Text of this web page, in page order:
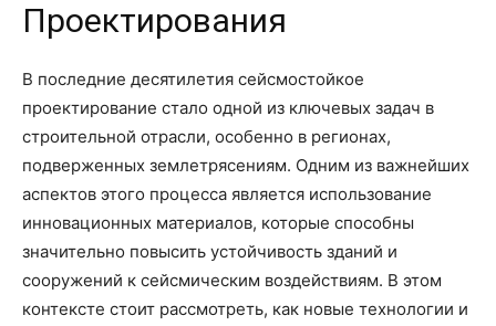
Проектирования
В последние десятилетия сейсмостойкое
проектирование стало одной из ключевых задач в
строительной отрасли, особенно в регионах,
подверженных землетрясениям. Одним из важнейших
аспектов этого процесса является использование
инновационных материалов, которые способны
значительно повысить устойчивость зданий и
сооружений к сейсмическим воздействиям. В этом
контексте стоит рассмотреть, как новые технологии и